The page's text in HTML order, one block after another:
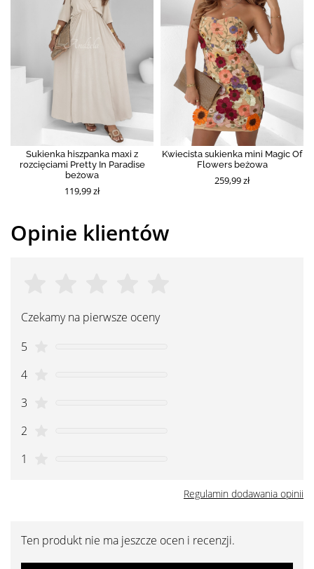
Sukienka hiszpanka maxi z
rozcięciami Pretty In Paradise
beżowa
119,99 zł
Kwiecista sukienka mini Magic Of
Flowers beżowa
259,99 zł
Opinie klientów
Czekamy na pierwsze oceny
5
4
3
2
1
Regulamin dodawania opinii
Ten produkt nie ma jeszcze ocen i recenzji.